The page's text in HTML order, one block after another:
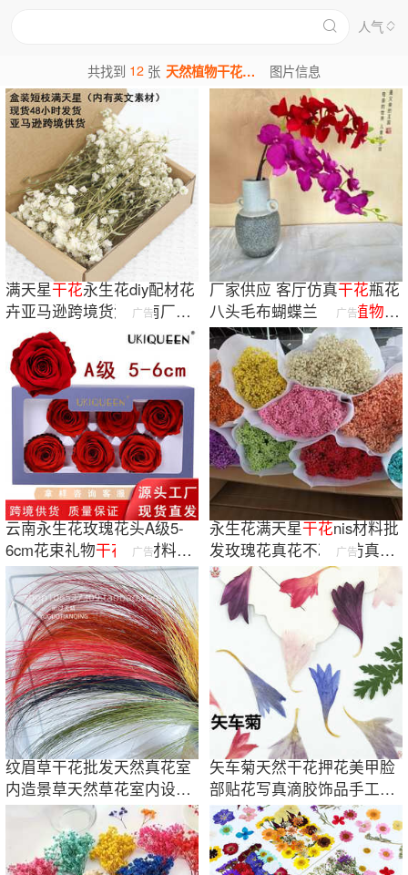
人气
共找到 12 张 天然植物干花图片 图片信息
满天星干花永生花diy配材花
卉亚马逊跨境货源云南厂家
源头直发FBA
广告
厂家供应 客厅仿真干花瓶花
八头毛布蝴蝶兰 仿真植物干
花摆件
广告
云南永生花玫瑰花头A级5-
6cm花束礼物干花
diy材料批
发不凋谢真花
广告
永生花满天星干花nis材料批
发玫瑰花真花不凋谢仿真花
批发
广告
纹眉草干花批发天然真花室
内造景草天然草花室内设计
花材家居软装
矢车菊天然干花押花美甲脸
部贴花写真滴胶饰品手工材
料包植物标本